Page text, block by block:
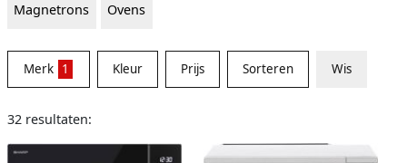
Magnetrons Ovens
Merk 1 Kleur Prijs Sorteren Wis
32 resultaten: